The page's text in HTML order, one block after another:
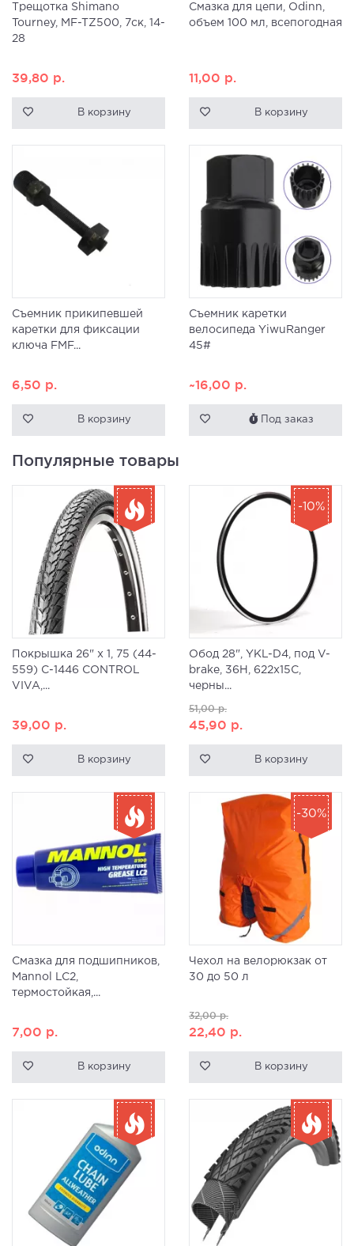
Трещотка Shimano
Tourney, MF-TZ500, 7ск, 14-
28
39,80 р.
В корзину
Смазка для цепи, Odinn,
объем 100 мл, всепогодная
11,00 р.
В корзину
Съемник прикипевшей
каретки для фиксации
ключа FMF...
6,50 р.
В корзину
Съемник каретки
велосипеда YiwuRanger
45#
~16,00 р.
Под заказ
Популярные товары
Покрышка 26" x 1, 75 (44-
559) C-1446 CONTROL
VIVA,...
39,00 р.
В корзину
Обод 28", YKL-D4, под V-
brake, 36H, 622x15C,
черны...
51,00р.
45,90 р.
В корзину
-10%
Смазка для подшипников,
Mannol LC2,
термостойкая,...
7,00 р.
В корзину
Чехол на велорюкзак от
30 до 50 л
32,00р.
22,40 р.
В корзину
-30%